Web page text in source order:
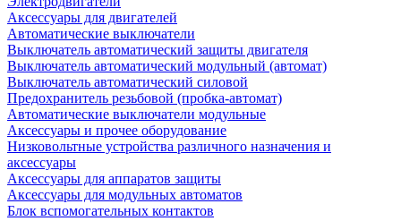
Аксессуары для двигателей
Автоматические выключатели
Выключатель автоматический защиты двигателя
Выключатель автоматический модульный (автомат)
Выключатель автоматический силовой
Предохранитель резьбовой (пробка-автомат)
Автоматические выключатели модульные
Аксессуары и прочее оборудование
Низковольтные устройства различного назначения и
аксессуары
Аксессуары для аппаратов защиты
Аксессуары для модульных автоматов
Блок вспомогательных контактов